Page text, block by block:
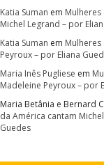
Katia Suman em
Michel Legrand – por
Katia Suman em Mulheres
Peyroux – por Eliana
Maria Inês Pugliese em
Madeleine Peyroux – por
Maria Betânia e Bernard
da América cantam
Guedes